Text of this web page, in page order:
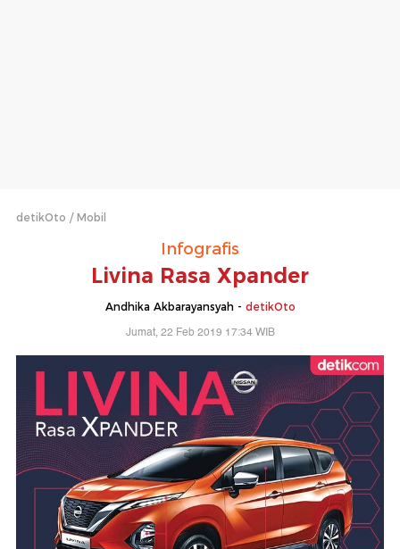
detikOto Mobil
Infografis
Livina Rasa Xpander
Andhika Akbarayansyah - detikOto
Jumat, 22 Feb 2019 17:34 WIB